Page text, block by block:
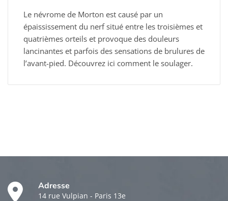
Le névrome de Morton est causé par un
épaississement du nerf situé entre les troisièmes et
quatrièmes orteils et provoque des douleurs
lancinantes et parfois des sensations de brulures de
l’avant-pied. Découvrez ici comment le soulager.
Adresse
14 rue Vulpian - Paris 13e